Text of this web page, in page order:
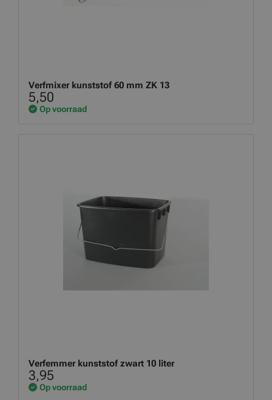
Verfmixer kunststof 60 mm ZK 13
5,50
Op voorraad
Verfemmer kunststof zwart 10 liter
3,95
Op voorraad